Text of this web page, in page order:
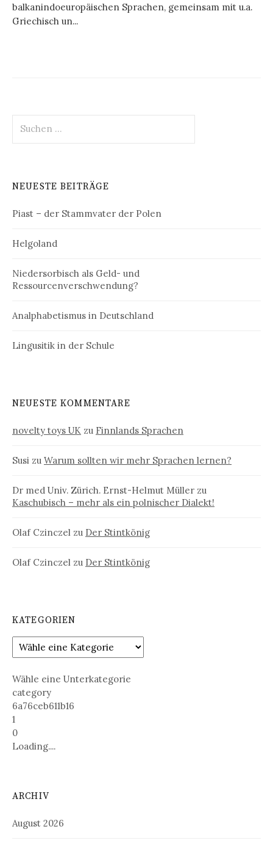
balkanindoeuropäischen Sprachen, gemeinsam mit u.a.
Griechisch un...
nach:
NEUESTE BEITRÄGE
Piast – der Stammvater der Polen
Helgoland
Niedersorbisch als Geld- und
Ressourcenverschwendung?
Analphabetismus in Deutschland
Lingusitik in der Schule
NEUESTE KOMMENTARE
novelty toys UK zu Finnlands Sprachen
Susi zu Warum sollten wir mehr Sprachen lernen?
Dr med Univ. Zürich. Ernst-Helmut Müller zu
Kaschubisch – mehr als ein polnischer Dialekt!
Olaf Czinczel zu Der Stintkönig
Olaf Czinczel zu Der Stintkönig
KATEGORIEN
Wähle eine Unterkategorie
category
6a76ceb611b16
1
0
Loading....
ARCHIV
August 2026